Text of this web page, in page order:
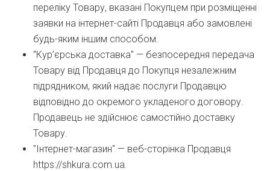
переліку Товару, вказані Покупцем при розміщенні
заявки на інтернет-сайті Продавця або замовлені
будь-яким іншим способом.
"Кур’єрська доставка" — безпосередня передача
Товару від Продавця до Покупця незалежним
підрядником, який надає послуги Продавцю
відповідно до окремого укладеного договору.
Продавець не здійснює самостійно доставку
Товару.
"Інтернет-магазин" — веб-сторінка Продавця
https://shkura.com.ua.